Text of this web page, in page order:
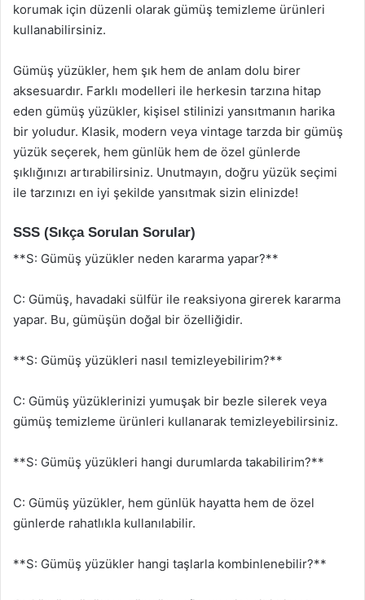
korumak için düzenli olarak gümüş temizleme ürünleri
kullanabilirsiniz.
Gümüş yüzükler, hem şık hem de anlam dolu birer
aksesuardır. Farklı modelleri ile herkesin tarzına hitap
eden gümüş yüzükler, kişisel stilinizi yansıtmanın harika
bir yoludur. Klasik, modern veya vintage tarzda bir gümüş
yüzük seçerek, hem günlük hem de özel günlerde
şıklığınızı artırabilirsiniz. Unutmayın, doğru yüzük seçimi
ile tarzınızı en iyi şekilde yansıtmak sizin elinizde!
SSS (Sıkça Sorulan Sorular)
**S: Gümüş yüzükler neden kararma yapar?**
C: Gümüş, havadaki sülfür ile reaksiyona girerek kararma
yapar. Bu, gümüşün doğal bir özelliğidir.
**S: Gümüş yüzükleri nasıl temizleyebilirim?**
C: Gümüş yüzüklerinizi yumuşak bir bezle silerek veya
gümüş temizleme ürünleri kullanarak temizleyebilirsiniz.
**S: Gümüş yüzükleri hangi durumlarda takabilirim?**
C: Gümüş yüzükler, hem günlük hayatta hem de özel
günlerde rahatlıkla kullanılabilir.
**S: Gümüş yüzükler hangi taşlarla kombinlenebilir?**